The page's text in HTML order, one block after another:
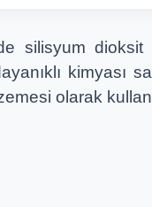
silisyum dioksit
olarak